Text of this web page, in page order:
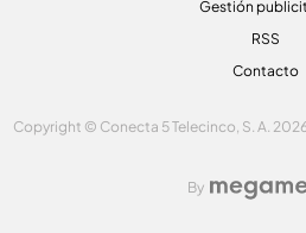
Gestión
RSS
Contacto
Copyright © Conecta 5 Telecinco, S. A.
By